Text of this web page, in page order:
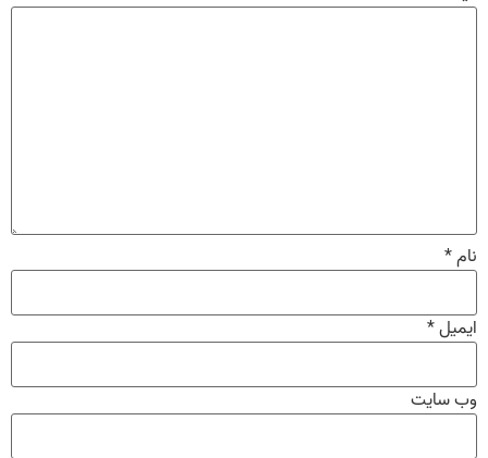
نام*
ایمیل*
وب‌ سایت